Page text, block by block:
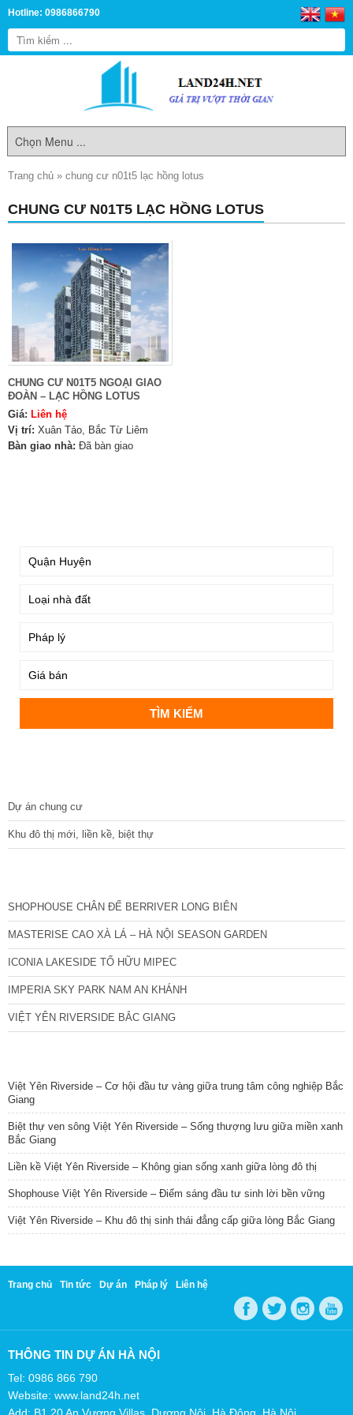
Hotline: 0986866790
Trang chủ » chung cư n01t5 lạc hồng lotus
CHUNG CƯ N01T5 LẠC HỒNG LOTUS
CHUNG CƯ N01T5 NGOẠI GIAO
ĐOÀN – LẠC HỒNG LOTUS
Giá: Liên hệ
Vị trí: Xuân Tảo, Bắc Từ Liêm
Bàn giao nhà: Đã bàn giao
Dự án chung cư
Khu đô thị mới, liền kề, biệt thự
SHOPHOUSE CHÂN ĐẾ BERRIVER LONG BIÊN
MASTERISE CAO XÀ LÁ – HÀ NỘI SEASON GARDEN
ICONIA LAKESIDE TỐ HỮU MIPEC
IMPERIA SKY PARK NAM AN KHÁNH
VIỆT YÊN RIVERSIDE BẮC GIANG
Việt Yên Riverside – Cơ hội đầu tư vàng giữa trung tâm công nghiệp Bắc
Giang
Biệt thự ven sông Việt Yên Riverside – Sống thượng lưu giữa miền xanh
Bắc Giang
Liền kề Việt Yên Riverside – Không gian sống xanh giữa lòng đô thị
Shophouse Việt Yên Riverside – Điểm sáng đầu tư sinh lời bền vững
Việt Yên Riverside – Khu đô thị sinh thái đẳng cấp giữa lòng Bắc Giang
Trang chủ Tin tức Dự án Pháp lý Liên hệ
THÔNG TIN DỰ ÁN HÀ NỘI
Tel: 0986 866 790
Website: www.land24h.net